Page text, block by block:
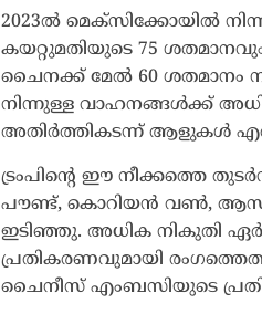
2023ൽ മെക്സിക്കോയിൽ
കയറ്റുമതിയുടെ 75
ചൈനക്ക് മേൽ 60 ശതമാനം
നിന്നുള്ള വാഹനങ്ങൾക്ക്
അതിർത്തികടന്ന് ആളുകൾ
ട്രംപിന്റെ ഈ നീക്കത്തെ
പൗണ്ട്, കൊറിയൻ വൺ,
ഇടിഞ്ഞു. അധിക നികുതി
പ്രതികരണവുമായി
ചൈനീസ് എംബസിയുടെ